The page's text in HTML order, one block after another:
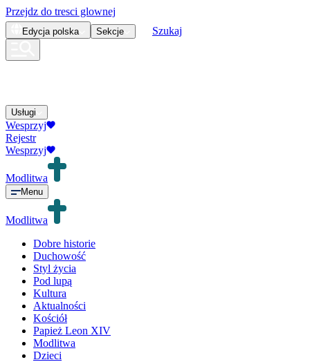
Przejdz do tresci glownej
Edycja polska Sekcje Szukaj
Usługi
Wesprzyj
Rejestr
Wesprzyj
Modlitwa
Menu
Modlitwa
Dobre historie
Duchowość
Styl życia
Pod lupą
Kultura
Aktualności
Kościół
Papież Leon XIV
Modlitwa
Dzieci